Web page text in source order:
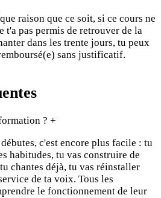
raison que ce soit, si ce cours ne
t'a pas permis de retrouver de la
dans les trente jours, tu peux
sans justificatif.
?+
c'est encore plus facile : tu
habitudes, tu vas construire de
chantes déjà, tu vas réinstaller
de ta voix. Tous les
le fonctionnement de leur